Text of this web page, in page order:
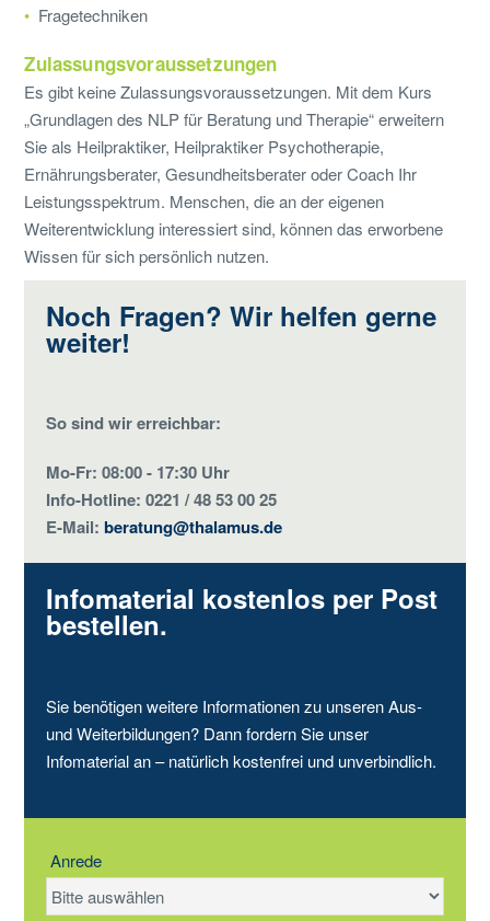
Fragetechniken
Zulassungsvoraussetzungen
Es gibt keine Zulassungsvoraussetzungen. Mit dem Kurs
„Grundlagen des NLP für Beratung und Therapie“ erweitern
Sie als Heilpraktiker, Heilpraktiker Psychotherapie,
Ernährungsberater, Gesundheitsberater oder Coach Ihr
Leistungsspektrum. Menschen, die an der eigenen
Weiterentwicklung interessiert sind, können das erworbene
Wissen für sich persönlich nutzen.
Noch Fragen? Wir helfen gerne
weiter!
So sind wir erreichbar:
Mo-Fr: 08:00 - 17:30 Uhr
Info-Hotline: 0221 / 48 53 00 25
E-Mail:beratung@thalamus.de
Infomaterial kostenlos per Post
bestellen.
Sie benötigen weitere Informationen zu unseren Aus-
und Weiterbildungen? Dann fordern Sie unser
Infomaterial an – natürlich kostenfrei und unverbindlich.
Anrede